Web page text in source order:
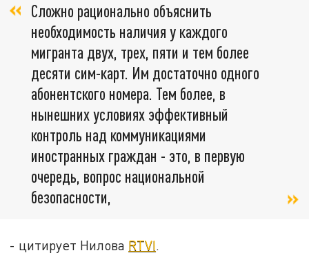
Сложно рационально объяснить
необходимость наличия у каждого
мигранта двух, трех, пяти и тем более
десяти сим-карт. Им достаточно одного
абонентского номера. Тем более, в
нынешних условиях эффективный
контроль над коммуникациями
иностранных граждан - это, в первую
очередь, вопрос национальной
безопасности,
- цитирует Нилова RTVI.